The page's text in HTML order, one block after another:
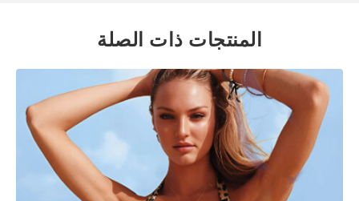
المنتجات ذات الصلة